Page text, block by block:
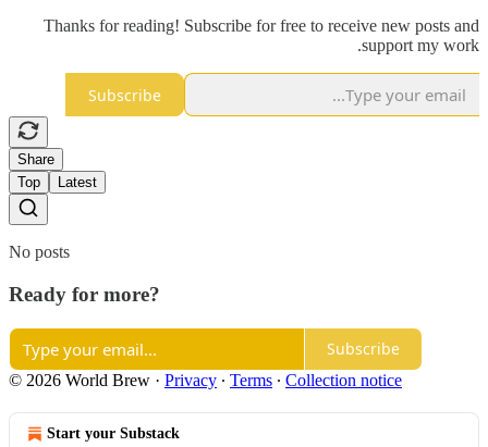
Thanks for reading! Subscribe for free to receive new posts and
support my work.
Subscribe
Share
Top
Latest
No posts
Ready for more?
Subscribe
© 2026 World Brew · Privacy ∙ Terms ∙ Collection notice
Start your Substack